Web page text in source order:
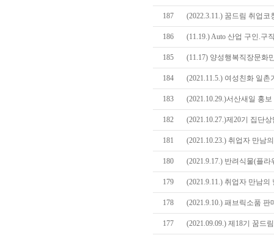
187 (2022.3.11.) 꿈드림 취업
186 (11.19.) Auto 산업 구인.구
185 (11.17) 양성행복직장문화
184 (2021.11.5.) 여성친화 일
183 (2021.10.29.)서산새일 홍
182 (2021.10.27.)제20기 집단
181 (2021.10.23.) 취업자 만남
180 (2021.9.17.) 반려식물(플
179 (2021.9.11.) 취업자 만남
178 (2021.9.10.) 패브릭소품
177 (2021.09.09.) 제18기 꿈드